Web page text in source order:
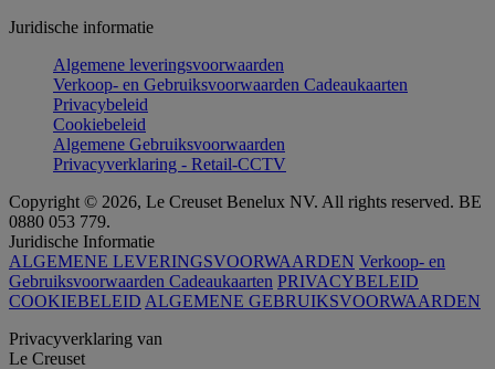
Juridische informatie
Algemene leveringsvoorwaarden
Verkoop- en Gebruiksvoorwaarden Cadeaukaarten
Privacybeleid
Cookiebeleid
Algemene Gebruiksvoorwaarden
Privacyverklaring - Retail-CCTV
Copyright © 2026, Le Creuset Benelux NV. All rights reserved. BE
0880 053 779.
Juridische Informatie
ALGEMENE LEVERINGSVOORWAARDEN Verkoop- en
Gebruiksvoorwaarden Cadeaukaarten PRIVACYBELEID
COOKIEBELEID ALGEMENE GEBRUIKSVOORWAARDEN
Privacyverklaring van
Le Creuset